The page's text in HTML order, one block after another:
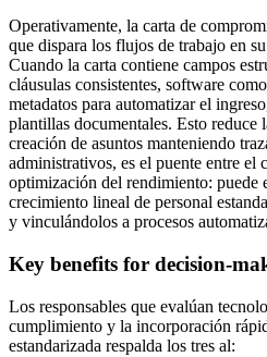
Operativamente, la carta de
que dispara los flujos de trabajo en
Cuando la carta contiene campos
cláusulas consistentes, software
metadatos para automatizar el
plantillas documentales. Esto reduce
creación de asuntos manteniendo
administrativos, es el puente entre el
optimización del rendimiento: puede
crecimiento lineal de personal
y vinculándolos a procesos
Key benefits for decision-
Los responsables que evalúan
cumplimiento y la incorporación
estandarizada respalda los tres al: